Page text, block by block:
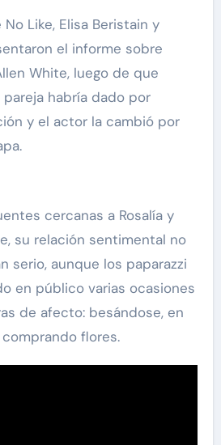
Like, Elisa Beristain y
el informe sobre
White, luego de que
habría dado por
y el actor la cambió por
cercanas a Rosalía y
su relación sentimental no
serio, aunque los paparazzi
en público varias ocasiones
de afecto: besándose, en
flores.